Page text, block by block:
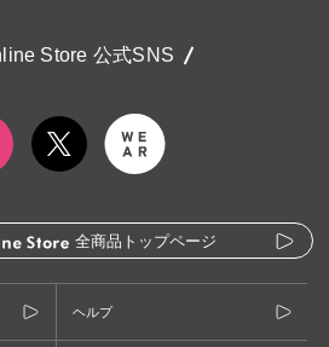
Store 公式SNS
全商品トップページ
ヘルプ